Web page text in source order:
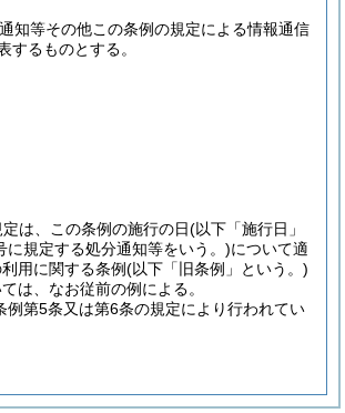
知等その他この条例の規定による情報通信
るものとする。
は、この条例の施行の日(以下「施行日」
に規定する処分通知等をいう。)について適
用に関する条例(以下「旧条例」という。)
は、なお従前の例による。
第5条又は第6条の規定により行われてい